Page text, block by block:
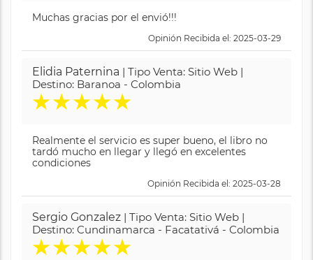
Muchas gracias por el envió!!!
Opinión Recibida el: 2025-03-29
Elidia Paternina | Tipo Venta: Sitio Web |
Destino: Baranoa - Colombia
★★★★★
Realmente el servicio es super bueno, el libro no
tardó mucho en llegar y llegó en excelentes
condiciones
Opinión Recibida el: 2025-03-28
Sergio Gonzalez | Tipo Venta: Sitio Web |
Destino: Cundinamarca - Facatativá - Colombia
★★★★★